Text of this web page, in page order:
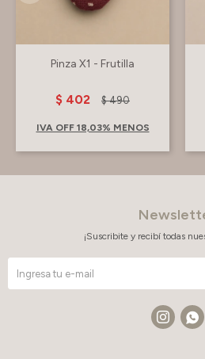
Pinza X1 - Frutilla
$ 402 $ 490
IVA OFF 18,03% MENOS
¡Suscribite y recibí todas
 